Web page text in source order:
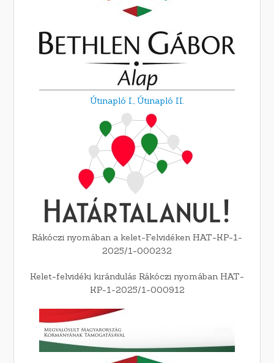
Útinapló I., Útinapló II.
Rákóczi nyomában a kelet-Felvidéken HAT-KP-1-
2025/1-000232
Kelet-felvidéki kirándulás Rákóczi nyomában HAT-
KP-1-2025/1-000912